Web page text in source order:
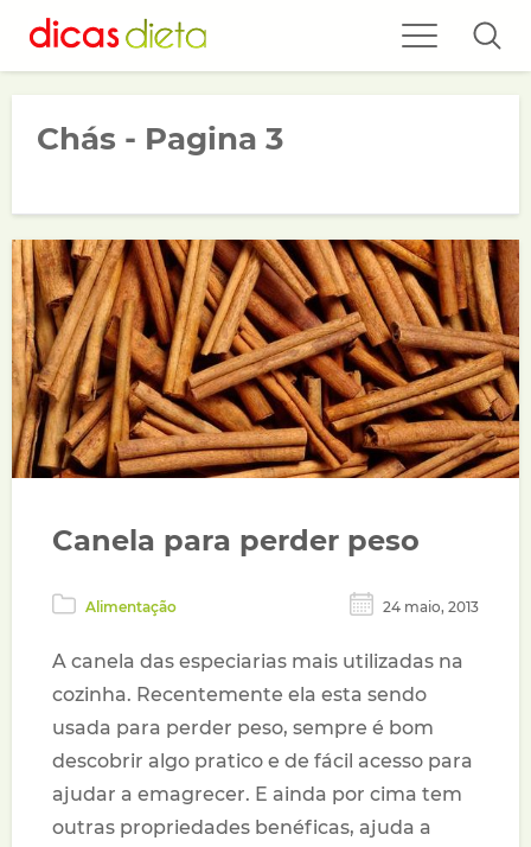
Chás - Pagina 3
Canela para perder peso
Alimentação 24 maio, 2013
A canela das especiarias mais utilizadas na
cozinha. Recentemente ela esta sendo
usada para perder peso, sempre é bom
descobrir algo pratico e de fácil acesso para
ajudar a emagrecer. E ainda por cima tem
outras propriedades benéficas, ajuda a